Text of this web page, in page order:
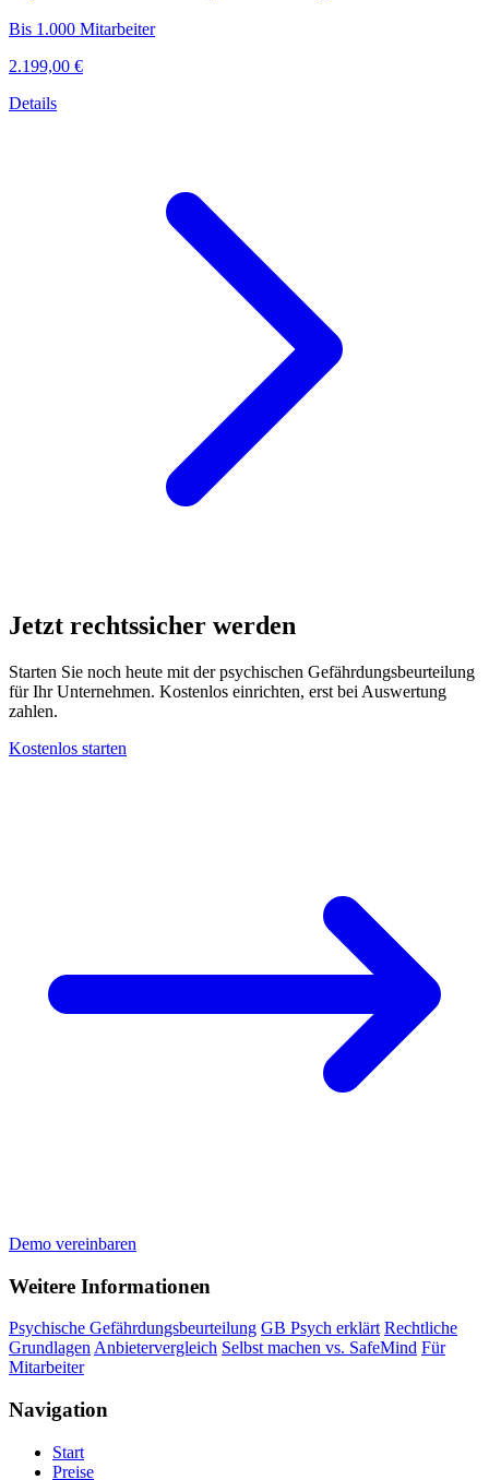
Bis 1.000 Mitarbeiter
2.199,00 €
Details
Jetzt rechtssicher werden
Starten Sie noch heute mit der psychischen Gefährdungsbeurteilung
für Ihr Unternehmen. Kostenlos einrichten, erst bei Auswertung
zahlen.
Kostenlos starten
Demo vereinbaren
Weitere Informationen
Psychische Gefährdungsbeurteilung GB Psych erklärt Rechtliche
Grundlagen Anbietervergleich Selbst machen vs. SafeMind Für
Mitarbeiter
Navigation
Start
Preise